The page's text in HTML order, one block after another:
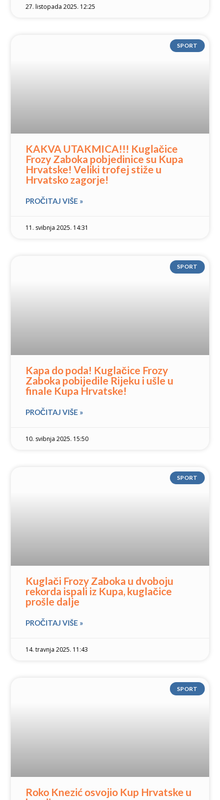
27. listopada 2025. 12:25
SPORT
KAKVA UTAKMICA!!! Kuglačice
Frozy Zaboka pobjedinice su Kupa
Hrvatske! Veliki trofej stiže u
Hrvatsko zagorje!
PROČITAJ VIŠE »
11. svibnja 2025. 14:31
SPORT
Kapa do poda! Kuglačice Frozy
Zaboka pobijedile Rijeku i ušle u
finale Kupa Hrvatske!
PROČITAJ VIŠE »
10. svibnja 2025. 15:50
SPORT
Kuglači Frozy Zaboka u dvoboju
rekorda ispali iz Kupa, kuglačice
prošle dalje
PROČITAJ VIŠE »
14. travnja 2025. 11:43
SPORT
Roko Knezić osvojio Kup Hrvatske u